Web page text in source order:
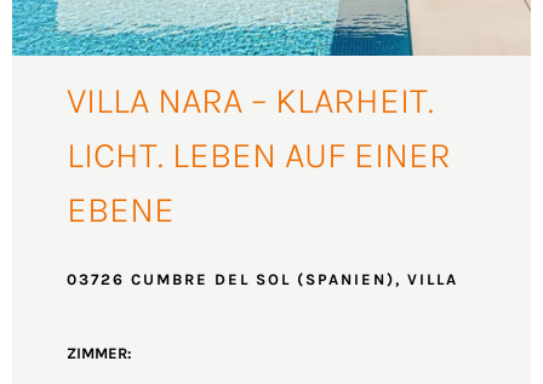
VILLA NARA – KLARHEIT.
LICHT. LEBEN AUF EINER
EBENE
03726 CUMBRE DEL SOL (SPANIEN), VILLA
ZIMMER: